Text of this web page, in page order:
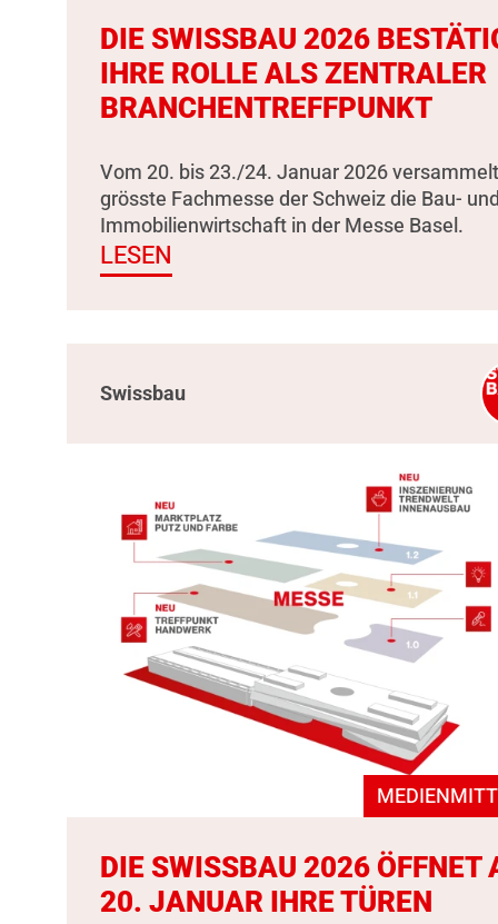
DIE SWISSBAU 2026
IHRE ROLLE ALS ZENTRALER
BRANCHENTREFFPUNKT
Vom 20. bis 23./24. Januar 2026
grösste Fachmesse der Schweiz die Bau-
Immobilienwirtschaft in der Messe Basel.
LESEN
Swissbau
DIE SWISSBAU 2026 ÖFFNET
20. JANUAR IHRE TÜREN